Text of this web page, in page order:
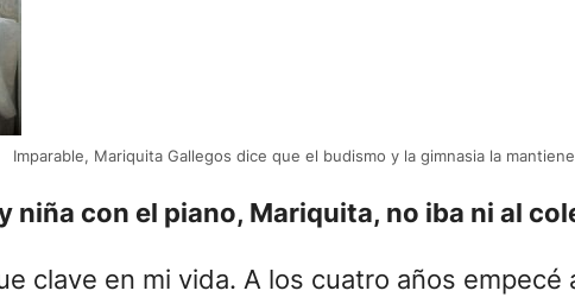
Imparable, Mariquita Gallegos dice que el budismo y la gimnasia la
niña con el piano, Mariquita, no iba ni al
clave en mi vida. A los cuatro años